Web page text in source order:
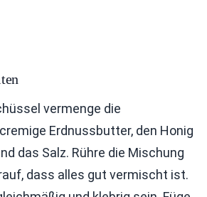
vermenge die
Erdnussbutter, den Honig
das Salz. Rühre die Mischung
dass alles gut vermischt ist.